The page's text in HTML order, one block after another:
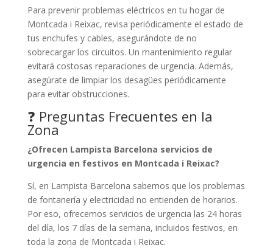
Para prevenir problemas eléctricos en tu hogar de
Montcada i Reixac, revisa periódicamente el estado de
tus enchufes y cables, asegurándote de no
sobrecargar los circuitos. Un mantenimiento regular
evitará costosas reparaciones de urgencia. Además,
asegúrate de limpiar los desagües periódicamente
para evitar obstrucciones.
❓ Preguntas Frecuentes en la
Zona
¿Ofrecen Lampista Barcelona servicios de
urgencia en festivos en Montcada i Reixac?
Sí, en Lampista Barcelona sabemos que los problemas
de fontanería y electricidad no entienden de horarios.
Por eso, ofrecemos servicios de urgencia las 24 horas
del día, los 7 días de la semana, incluidos festivos, en
toda la zona de Montcada i Reixac.